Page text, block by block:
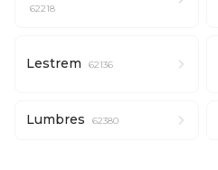
62218
Lestrem 62136
Lumbres 62380